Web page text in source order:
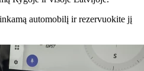
automobilį ir rezervuokite jį